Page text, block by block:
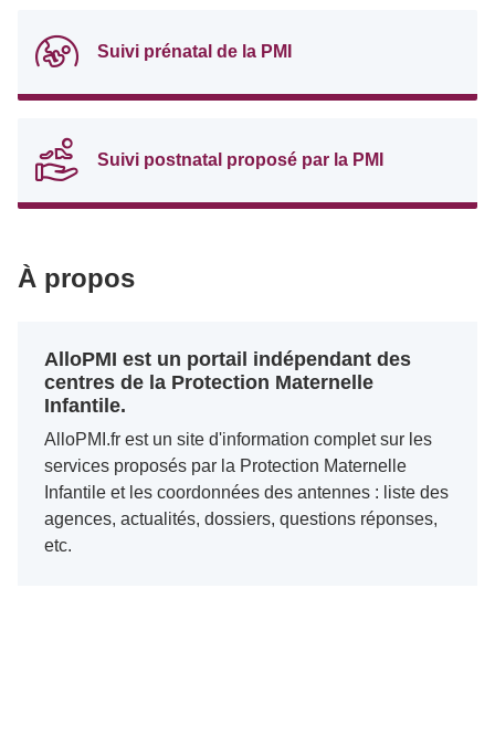
Suivi prénatal de la PMI
Suivi postnatal proposé par la PMI
À propos
AlloPMI est un portail indépendant des
centres de la Protection Maternelle
Infantile.
AlloPMI.fr est un site d'information complet sur les
services proposés par la Protection Maternelle
Infantile et les coordonnées des antennes : liste des
agences, actualités, dossiers, questions réponses,
etc.